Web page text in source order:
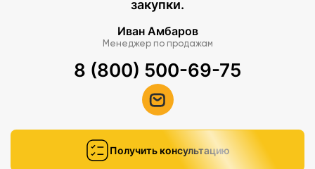
закупки.
Иван Амбаров
Менеджер по продажам
8 (800) 500-69-75
Получить консультацию